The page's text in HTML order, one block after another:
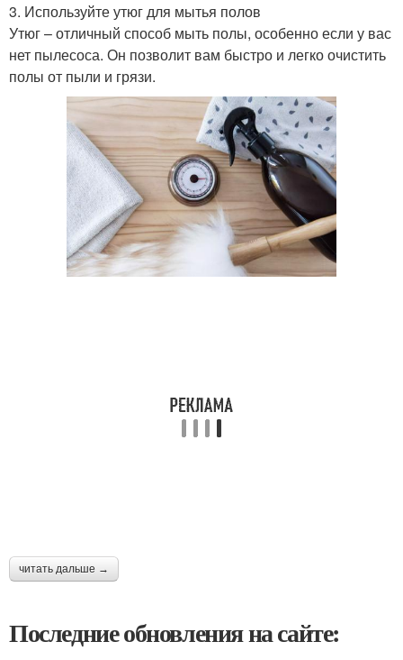
3. Используйте утюг для мытья полов
Утюг – отличный способ мыть полы, особенно если у вас
нет пылесоса. Он позволит вам быстро и легко очистить
полы от пыли и грязи.
читать дальше →
Последние обновления на сайте: